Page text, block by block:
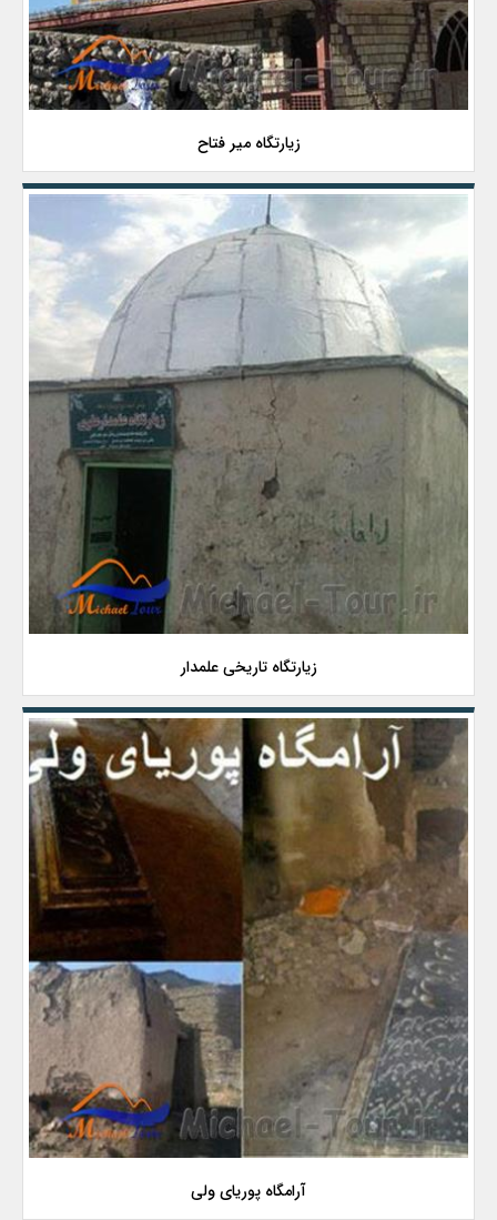
زیارتگاه میر فتاح
زیارتگاه تاریخی علمدار
آرامگاه پوریای ولی